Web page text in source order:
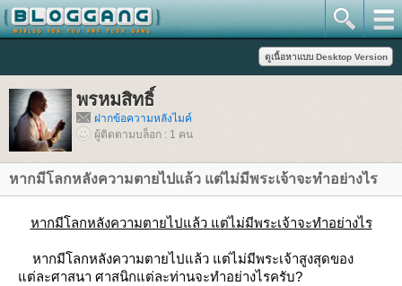
พรหมสิทธิ์
ฝากข้อความหลังไมค์
ผู้ติดตามบล็อก : 1 คน
หากมีโลกหลังความตายไปแล้ว แต่ไม่มีพระเจ้าจะทำอย่างไร
หากมีโลกหลังความตายไปแล้ว แต่ไม่มีพระเจ้าจะทำอย่างไร
หากมีโลกหลังความตายไปแล้ว แต่ไม่มีพระเจ้าสูงสุดของ
ต่ละศาสนา ศาสนิกแต่ละท่านจะทำอย่างไรครับ?